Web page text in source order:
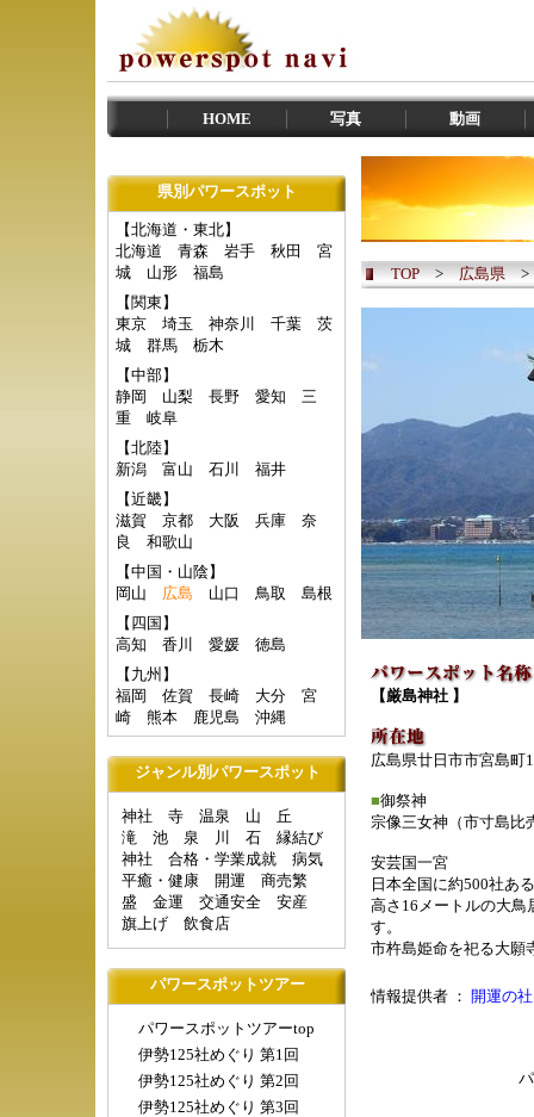
HOME 写真 動画
県別パワースポット
【北海道・東北】
北海道
青森 岩手 秋田
宮
城
山形
福島
【関東】
東京
埼玉 神奈川 千葉
茨
城
群馬
栃木
【中部】
静岡
山梨 長野 愛知
三
重
岐阜
【北陸】
新潟
富山 石川
福井
【近畿】
滋賀
京都 大阪 兵庫
奈
良
和歌山
【中国・山陰】
岡山
広島 山口 鳥取
島根
【四国】
高知
香川 愛媛
徳島
【九州】
福岡
佐賀 長崎 大分
宮
崎
熊本 鹿児島 沖縄
ジャンル別パワースポット
神社 寺 温泉 山
丘
滝
池 泉 川 石
縁結び
神社
合格・学業成就
病気
平癒・健康
開運
商売繁
盛
金運 交通安全
安産
旗上げ
飲食店
パワースポットツアー
パワースポットツアーtop
伊勢125社めぐり 第1回
伊勢125社めぐり 第2回
伊勢125社めぐり 第3回
TOP>広島県
【厳島神社 】
広島県廿日市市宮島町
■御祭神
宗像三女神（市寸島比
安芸国一宮
日本全国に約500社あ
高さ16メートルの大鳥
す。
市杵島姫命を祀る大願
情報提供者 ： 開運の社